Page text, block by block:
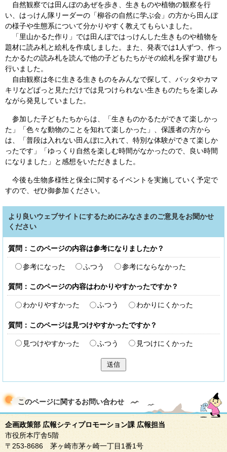
自然観察では田んぼのあぜを歩き、生きものや植物の観察を行
い、はっけん隊リーダーの「柳谷の自然に学ぶ会」の方から田んぼ
の様子や生態系について分かりやすく教えてもらいました。
「里山かるた作り」では田んぼではっけんした生きものや植物を
題材に読み札と絵札を作成しました。また、発表では1人ずつ、作っ
たかるたの読み札を読んで他の子どもたちがその絵札を探す遊びも
行いました。
自由観察は冬に生きる生きものをみんなで探して、バッタやカマ
キリなどぱっと見ただけでは見つけられない生きものたちを楽しみ
ながら発見していました。
参加した子どもたちからは、「生きものかるたができて楽しかっ
た」「色々な動物のことを知れて楽しかった」、保護者の方から
は、「普段は入れない田んぼに入れて、特別な体験ができて楽しか
ったです」「ゆっくり自然を楽しむ時間がなかったので、良い時間
になりました」と感想をいただきました。
今後も生物多様性と保全に関するイベントを実施していく予定で
すので、ぜひ御参加ください。
より良いウェブサイトにするためにみなさまのご意見をお聞かせ
ください
質問：このページの内容は参考になりましたか？
参考になった ふつう 参考にならなかった
質問：このページの内容はわかりやすかったですか？
わかりやすかった ふつう わかりにくかった
質問：このページは見つけやすかったですか？
見つけやすかった ふつう 見つけにくかった
送信
このページに関するお問い合わせ
企画政策部 広報シティプロモーション課 広報担当
市役所本庁舎5階
〒253-8686 茅ヶ崎市茅ヶ崎一丁目1番1号